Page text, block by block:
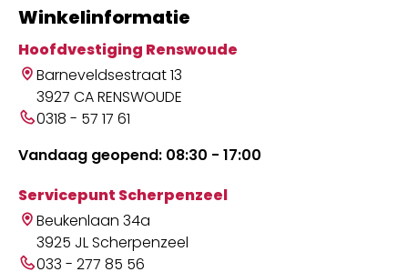
Winkelinformatie
Hoofdvestiging Renswoude
Barneveldsestraat 13
3927 CA RENSWOUDE
0318 - 57 17 61
Vandaag geopend: 08:30 - 17:00
Servicepunt Scherpenzeel
Beukenlaan 34a
3925 JL Scherpenzeel
033 - 277 85 56